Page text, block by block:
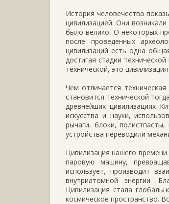
История человечества
цивилизацией. Они
было велико. О некоторых
после проведенных
цивилизаций есть одна
достигая стадии
технической, это
Чем отличается
становится технической
древнейших цивилизациях
искусства и науки,
рычаги, блоки,
устройства переводили
Цивилизация нашего
паровую машину,
использует, производит
внутриатомной энергии.
Цивилизация стала
космическое пространство.